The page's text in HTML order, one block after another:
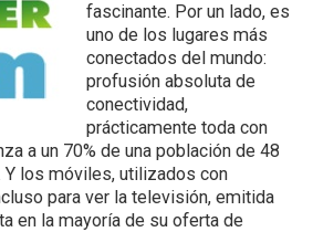
fascinante. Por un lado, es
uno de los lugares más
conectados del mundo:
profusión absoluta de
conectividad,
prácticamente toda con
a un 70% de una población de 48
los móviles, utilizados con
para ver la televisión, emitida
en la mayoría de su oferta de